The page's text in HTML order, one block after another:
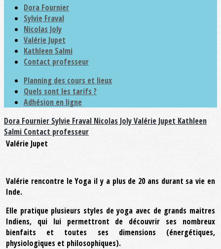
Dora Fournier
Sylvie Fraval
Nicolas Joly
Valérie Jupet
Kathleen Salmi
Contact professeur
Planning des cours et lieux
Quels sont les tarifs ?
Adhésion en ligne
Dora Fournier Sylvie Fraval Nicolas JolyValérie Jupet Kathleen
Salmi Contact professeur
Valérie Jupet
Valérie rencontre le Yoga il y a plus de 20 ans durant sa vie en
Inde.
Elle pratique plusieurs styles de yoga avec de grands maitres
Indiens, qui lui permettront de découvrir ses nombreux
bienfaits et toutes ses dimensions (énergétiques,
physiologiques et philosophiques).